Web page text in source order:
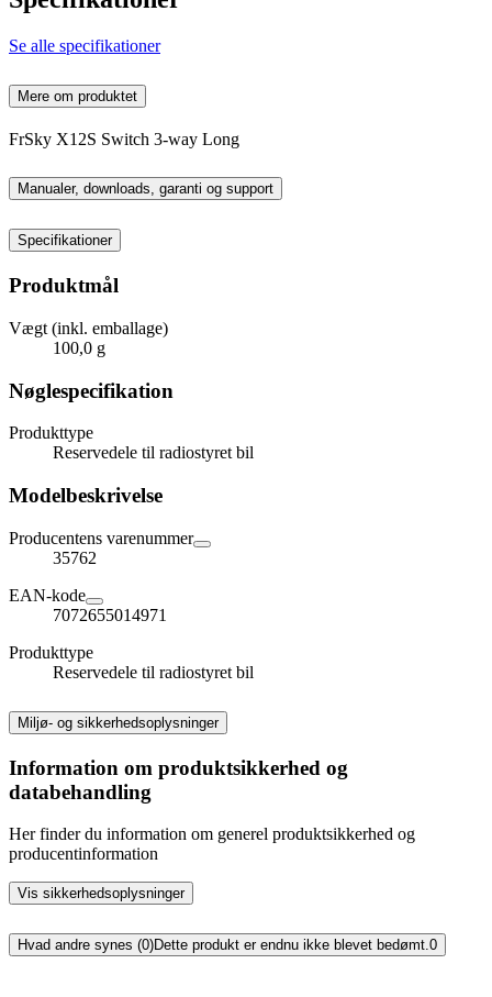
Se alle specifikationer
Mere om produktet
FrSky X12S Switch 3-way Long
Manualer, downloads, garanti og support
Specifikationer
Produktmål
Vægt (inkl. emballage)
100,0 g
Nøglespecifikation
Produkttype
Reservedele til radiostyret bil
Modelbeskrivelse
Producentens varenummer
35762
EAN-kode
7072655014971
Produkttype
Reservedele til radiostyret bil
Miljø- og sikkerhedsoplysninger
Information om produktsikkerhed og
databehandling
Her finder du information om generel produktsikkerhed og
producentinformation
Vis sikkerhedsoplysninger
Hvad andre synes (0)Dette produkt er endnu ikke blevet bedømt.0